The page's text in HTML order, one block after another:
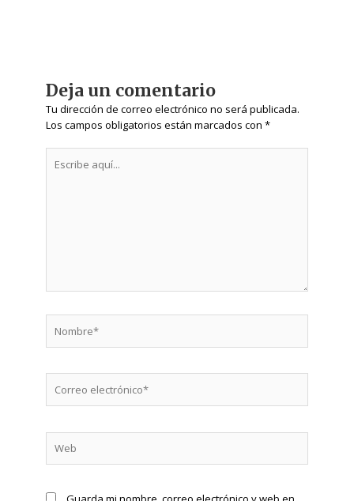
Deja un comentario
Tu dirección de correo electrónico no será publicada.
Los campos obligatorios están marcados con *
aquí...
electrónico*